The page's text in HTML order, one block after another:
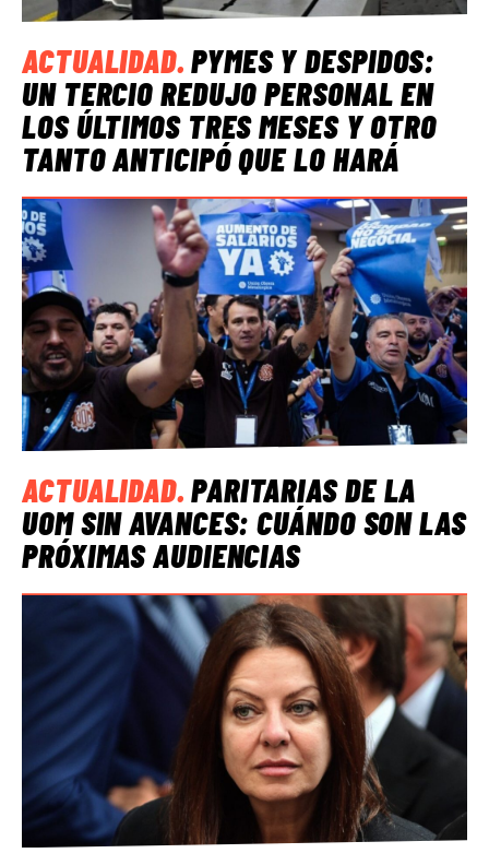
ACTUALIDAD.PYMES Y DESPIDOS:
UN TERCIO REDUJO PERSONAL EN
LOS ÚLTIMOS TRES MESES Y OTRO
TANTO ANTICIPÓ QUE LO HARÁ
ACTUALIDAD.PARITARIAS DE LA
UOM SIN AVANCES: CUÁNDO SON LAS
PRÓXIMAS AUDIENCIAS